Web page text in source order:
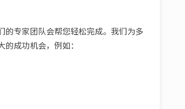
的专家团队会帮您轻松完成。我们为多
成功机会，例如：